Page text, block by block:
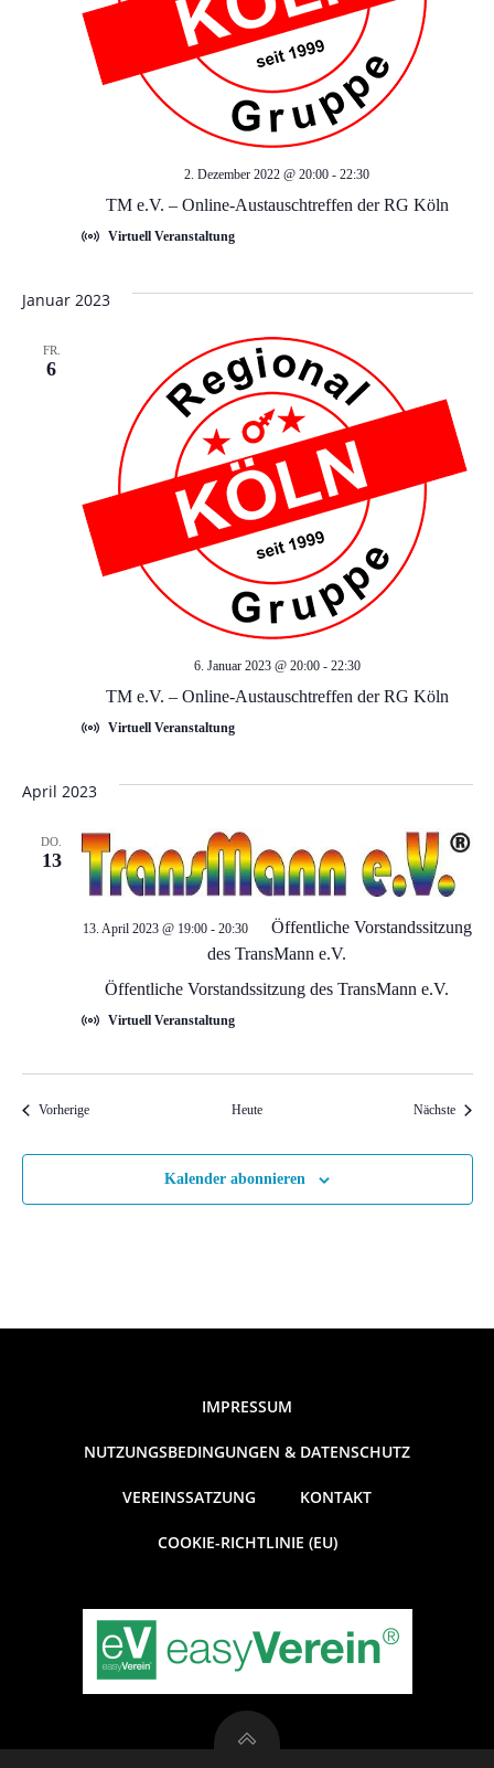
n
s
c
t
n
N
a
g
a
t
i
o
n
TM e.V. – Online-Austauschtreffen der RG Köln
2. Dezember 2022 @ 20:00 - 22:30
Virtuell Veranstaltung
Januar 2023
FR.
6
TM e.V. – Online-Austauschtreffen der RG Köln
6. Januar 2023 @ 20:00- 22:30
Virtuell Veranstaltung
April 2023
DO.
13
Öffentliche Vorstandssitzung des TransMann e.V.
13. April 2023 @ 19:00- 20:30
Öffentliche Vorstandssitzung
des TransMann e.V.
Virtuell Veranstaltung
VorherigeVeranstaltungen Heute Nächste
Kalender abonnieren
IMPRESSUM
NUTZUNGSBEDINGUNGEN & DATENSCHUTZ
VEREINSSATZUNG KONTAKT
COOKIE-RICHTLINIE (EU)